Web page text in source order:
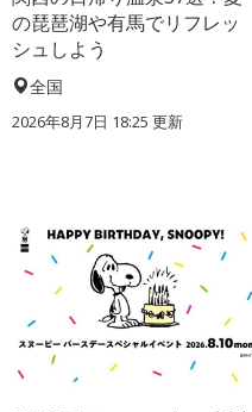
の琵琶湖や有馬でリフレッ
シュしよう
全国
2026年8月7日 18:25 更新